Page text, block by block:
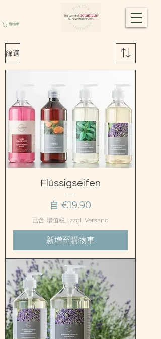
購物車
篩選
Flüssigseifen
自 €19.90
促銷價格
已含 增值税 | zzgl. Versand
新增至購物車